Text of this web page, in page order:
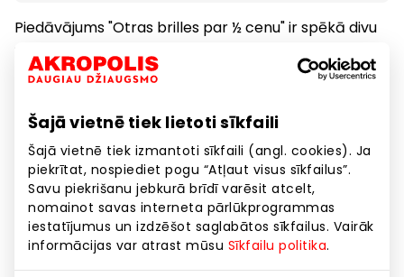
Šajā vietnē tiek lietoti sīkfaili
Šajā vietnē tiek izmantoti sīkfaili (angl. cookies). Ja
piekrītat, nospiediet pogu “Atļaut visus sīkfailus”.
Savu piekrišanu jebkurā brīdī varēsit atcelt,
nomainot savas interneta pārlūkprogrammas
iestatījumus un izdzēšot saglabātos sīkfailus. Vairāk
informācijas var atrast mūsu Sīkfailu politika.
Piedāvājums "Otras brilles par ½ cenu" ir spēkā divu
vai saulesbriļļu un koriģējošu briļļu komplekta
Atlaide attiecas uz otrām lētākajām saulesbrillēm
vai briļļu ietvaru.
Atlaide nav attiecināma uz briļļu lēcām.
Atlaides apjoms nav ierobežots un atlaides nevar
apvienot ar citiem piedāvājumiem.